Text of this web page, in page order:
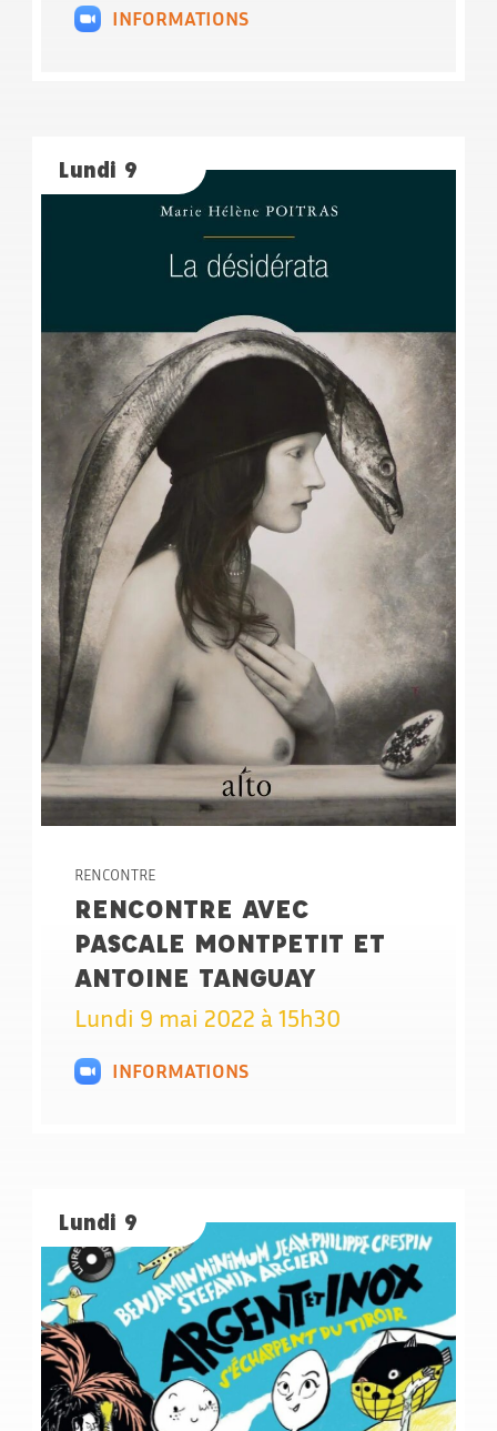
INFORMATIONS
Lundi 9
RENCONTRE
RENCONTRE AVEC
PASCALE MONTPETIT ET
ANTOINE TANGUAY
Lundi 9 mai 2022 à 15h30
INFORMATIONS
Lundi 9